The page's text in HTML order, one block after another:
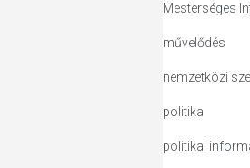
Mesterséges
művelődés
nemzetközi
politika
politikai